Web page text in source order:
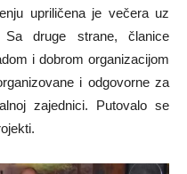
upriličena je večera uz
druge strane, članice
i dobrom organizacijom
i odgovorne za
zajednici. Putovalo se